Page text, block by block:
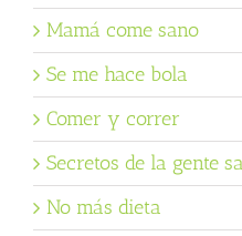
Mamá come sano
Se me hace bola
Comer y correr
Secretos de la gente
No más dieta